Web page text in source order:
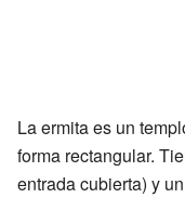
La ermita es un
forma rectangular.
entrada cubierta) y